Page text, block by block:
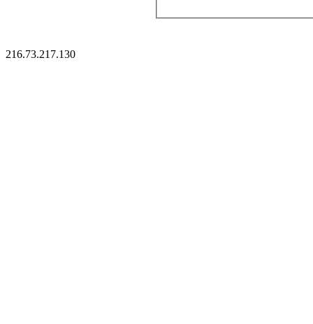
216.73.217.130